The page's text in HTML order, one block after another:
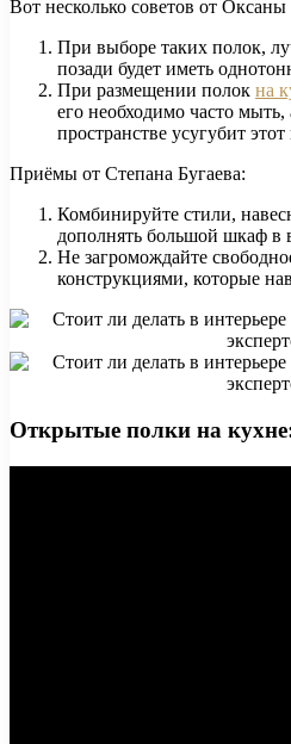
Вот несколько советов от
При выборе таких полок,
позади будет иметь
При размещении полок на
его необходимо часто
пространстве усугубит этот
Приёмы от Степана Бугаева:
Комбинируйте стили,
дополнять большой шкаф в
Не загромождайте
конструкциями, которые
Открытые полки на